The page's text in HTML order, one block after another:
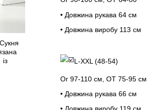
• Довжина рукава 64 см
• Довжина виробу 113 см
L-XXL (48-54)
Ог 97-110 см, ОТ 75-95 см
• Довжина рукава 66 см